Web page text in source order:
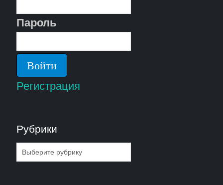
Пароль
Регистрация
Рубрики
Рубрики